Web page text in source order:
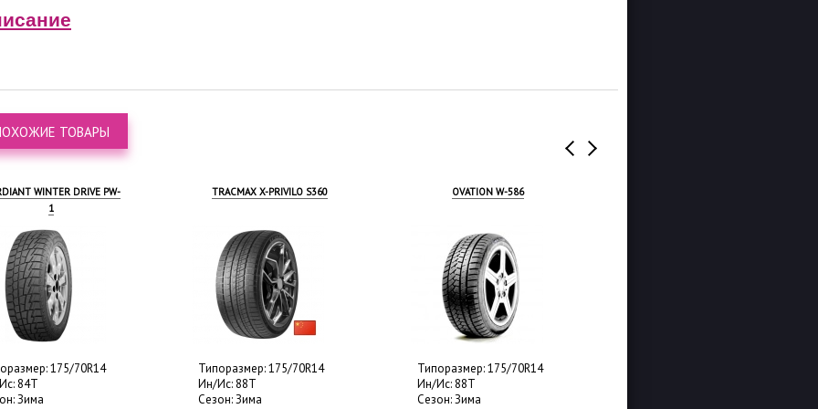
ТОВАРЫ
WINTER DRIVE PW-
1
175/70R14
84T
Зима
TRACMAX X-PRIVILO S360
Типоразмер: 175/70R14
Ин/Ис: 88T
Сезон: Зима
OVATION W-586
Типоразмер: 175/70R14
Ин/Ис: 88T
Сезон: Зима